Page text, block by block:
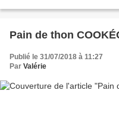
Pain de thon
Publié le 31/07/2018 à 11:27
Par Valérie